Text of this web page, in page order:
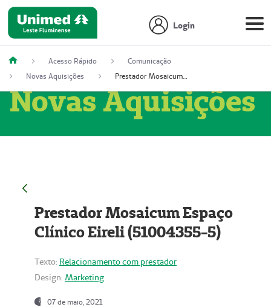
Login
Acesso Rápido
Comunicação
Novas Aquisições
Prestador Mosaicum Espaço Clínico Eireli (51004355-5)
Novas Aquisições
Prestador Mosaicum Espaço
Clínico Eireli (51004355-5)
Texto: Relacionamento com prestador
Design: Marketing
07 de maio, 2021